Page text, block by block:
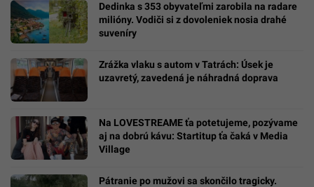
Dedinka s 353 obyvateľmi zarobila na radare
milióny. Vodiči si z dovoleniek nosia drahé
suveníry
Zrážka vlaku s autom v Tatrách: Úsek je
uzavretý, zavedená je náhradná doprava
Na LOVESTREAME ťa potetujeme, pozývame
aj na dobrú kávu: Startitup ťa čaká v Media
Village
Pátranie po mužovi sa skončilo tragicky.